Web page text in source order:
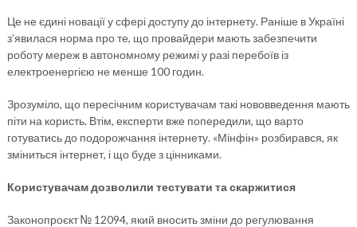
Це не єдині новації у сфері доступу до інтернету. Раніше в Україні
з’явилася норма про те, що провайдери мають забезпечити
роботу мереж в автономному режимі у разі перебоїв із
електроенергією не менше 100 годин.
Зрозуміло, що пересічним користувачам такі нововведення мають
піти на користь. Втім, експерти вже попередили, що варто
готуватись до подорожчання інтернету. «Мінфін» розбирався, як
зміниться інтернет, і що буде з цінниками.
Користувачам дозволили тестувати та скаржитися
Законопроєкт № 12094, який вносить зміни до регулювання